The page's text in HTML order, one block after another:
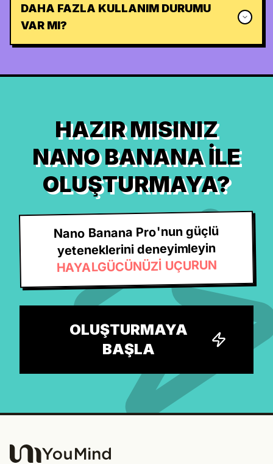
DAHA FAZLA KULLANIM DURUMU
VAR MI?
HAZIR MISINIZ
NANO BANANA ILE
OLUŞTURMAYA?
Nano Banana Pro'nun güçlü
yeteneklerini deneyimleyin
HAYALGÜCÜNÜZİ UÇURUN
OLUŞTURMAYA
BAŞLA